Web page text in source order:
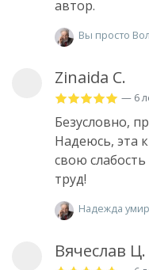
автор.
Вы просто
Zinaida C.
— 6
Безусловно,
Надеюсь, эта
свою
труд!
Надежда
Вячеслав Ц.